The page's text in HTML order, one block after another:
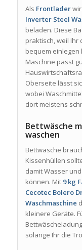
Als Frontlader
Inverter Steel
beladen. Diese
praktisch, weil Ihr
bequem einlegen
Maschine passt
Oberseite lässt
wobei
dort meistens
Bettwäsche
waschen
Bettwäsche
Kissenhüllen
damit Wasser
können. Mit 9 kg
Cecotec Bolero
Waschmaschine
kleinere Geräte.
solange Ihr die